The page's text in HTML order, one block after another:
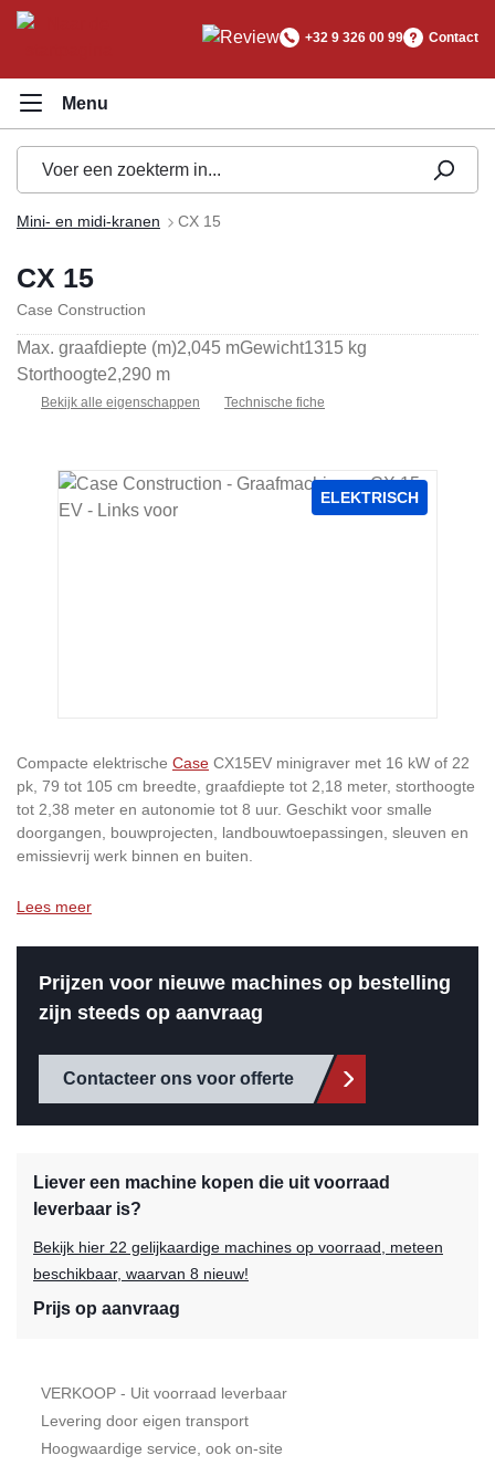
+32 9 326 00 99 Contact
Mini- en midi-kranen CX 15
CX 15
Case Construction
Max. graafdiepte (m)2,045 mGewicht1315 kg
Storthoogte2,290 m
Bekijk alle eigenschappen Technische fiche
Afbeeldingengalerij overslaan
ELEKTRISCH
Compacte elektrische Case CX15EV minigraver met 16 kW of 22
pk, 79 tot 105 cm breedte, graafdiepte tot 2,18 meter, storthoogte
tot 2,38 meter en autonomie tot 8 uur. Geschikt voor smalle
doorgangen, bouwprojecten, landbouwtoepassingen, sleuven en
emissievrij werk binnen en buiten.
Lees meer
Prijzen voor nieuwe machines op bestelling
zijn steeds op aanvraag
Contacteer ons voor offerte
Liever een machine kopen die uit voorraad
leverbaar is?
Bekijk hier 22 gelijkaardige machines op voorraad, meteen
beschikbaar, waarvan 8 nieuw!
Prijs op aanvraag
VERKOOP - Uit voorraad leverbaar
Levering door eigen transport
Hoogwaardige service, ook on-site